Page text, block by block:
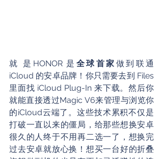
就 是HONOR 是 全球首家 做到联通
iCloud 的安卓品牌！你只需要去到 Files
里面找 iCloud Plug-In 来下载。然后你
就能直接透过Magic V6来管理与浏览你
的iCloud云端了。这些技术累积不仅是
打破一直以来的僵局，给那些想换安卓
很久的人终于不用再二选一了，想换完
过去安卓就放心换！想买一台好的折叠